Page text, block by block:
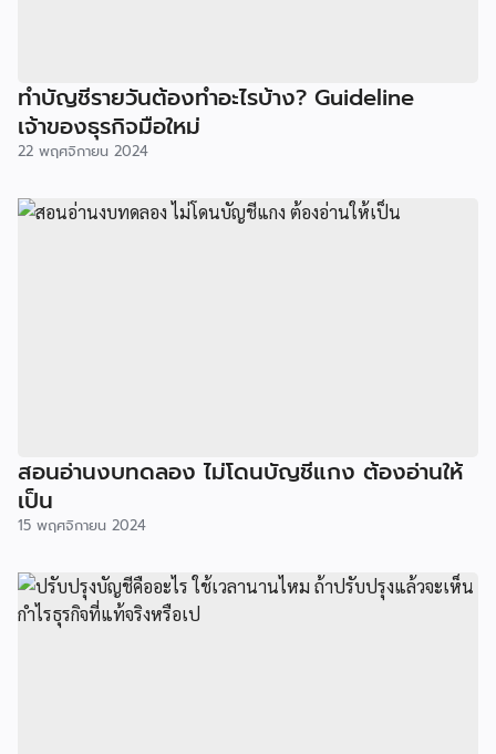
ทำบัญชีรายวันต้องทำอะไรบ้าง? Guideline
เจ้าของธุรกิจมือใหม่
22 พฤศจิกายน 2024
สอนอ่านงบทดลอง ไม่โดนบัญชีแกง ต้องอ่านให้
เป็น
15 พฤศจิกายน 2024